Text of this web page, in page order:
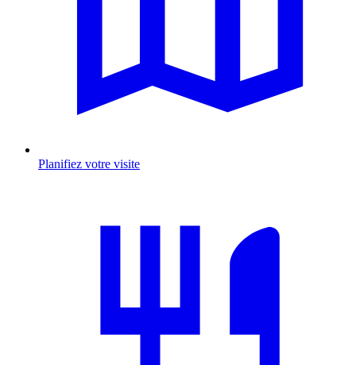
Planifiez votre visite